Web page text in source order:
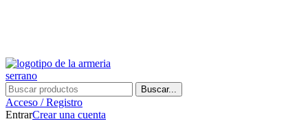
Buscar...
Acceso / Registro
EntrarCrear una cuenta